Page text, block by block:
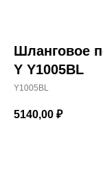
Шланговое
Y Y1005BL
Y1005BL
5140,00 ₽